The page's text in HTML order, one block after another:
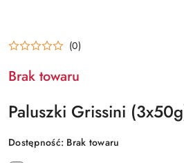
(0)
Brak towaru
Paluszki Grissini
Dostępność: Brak towaru